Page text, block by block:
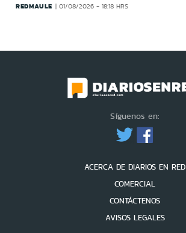
REDMAULE 01/08/2026 - 18:18 HRS
Síguenos en:
ACERCA DE DIARIOS EN RED
COMERCIAL
CONTÁCTENOS
AVISOS LEGALES